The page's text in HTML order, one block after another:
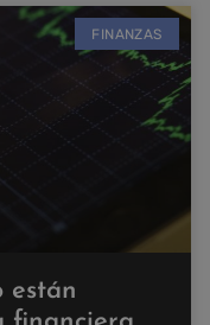
FINANZAS
están